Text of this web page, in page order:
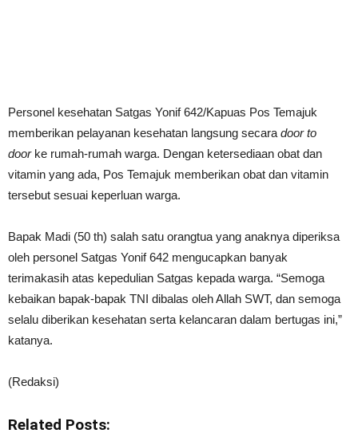
Personel kesehatan Satgas Yonif 642/Kapuas Pos Temajuk
memberikan pelayanan kesehatan langsung secaradoor to
doorke rumah-rumah warga. Dengan ketersediaan obat dan
vitamin yang ada, Pos Temajuk memberikan obat dan vitamin
tersebut sesuai keperluan warga.
Bapak Madi (50 th) salah satu orangtua yang anaknya diperiksa
oleh personel Satgas Yonif 642 mengucapkan banyak
terimakasih atas kepedulian Satgas kepada warga. “Semoga
kebaikan bapak-bapak TNI dibalas oleh Allah SWT, dan semoga
selalu diberikan kesehatan serta kelancaran dalam bertugas ini,”
katanya.
(Redaksi)
Related Posts: